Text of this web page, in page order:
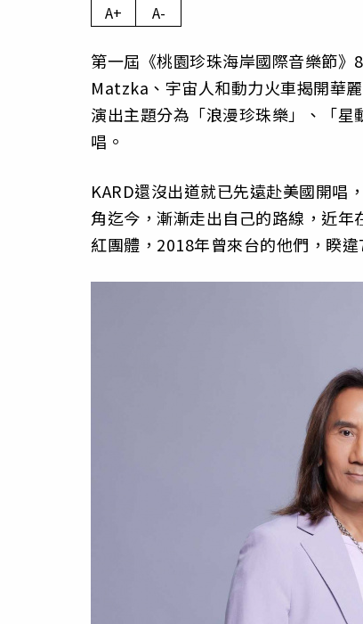
A+ A-
第一屆《桃園珍珠海岸國際音樂節
Matzka、宇宙人和動力火車揭開華
演出主題分為「浪漫珍珠樂」、「
唱。
KARD還沒出道就已先遠赴美國開唱
角迄今，漸漸走出自己的路線，近
紅團體，2018年曾來台的他們，睽